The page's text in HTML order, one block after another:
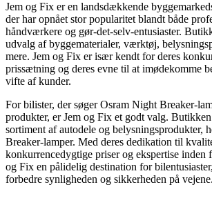
Jem og Fix er en landsdækkende
der har opnået stor popularitet blandt både
håndværkere og gør-det-selv-entusiaster.
udvalg af byggematerialer, værktøj,
mere. Jem og Fix er især kendt for deres
prissætning og deres evne til at imødekomme
vifte af kunder.
For bilister, der søger Osram Night Breaker-
produkter, er Jem og Fix et godt valg.
sortiment af autodele og belysningsprodukter,
Breaker-lamper. Med deres dedikation til
konkurrencedygtige priser og ekspertise inden
og Fix en pålidelig destination for
forbedre synligheden og sikkerheden på vejene.